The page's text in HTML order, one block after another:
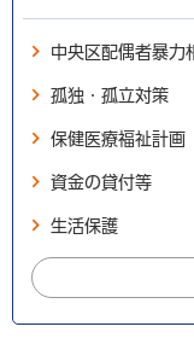
中央区配偶者暴力
孤独・孤立対策
保健医療福祉計画
資金の貸付等
生活保護